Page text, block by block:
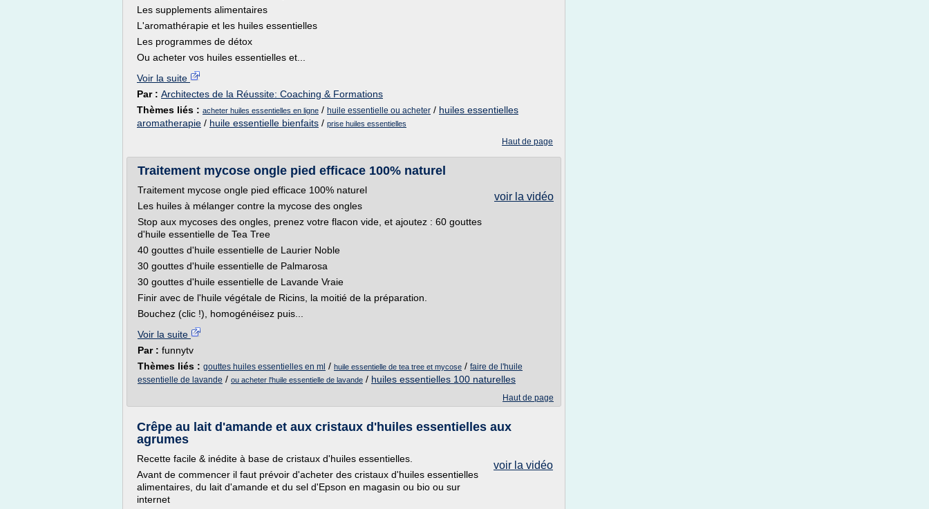
Les supplements alimentaires
L'aromathérapie et les huiles essentielles
Les programmes de détox
Ou acheter vos huiles essentielles et...
Voir la suite
Par : Architectes de la Réussite: Coaching & Formations
Thèmes liés : acheter huiles essentielles en ligne / huile essentielle ou acheter / huiles essentielles
aromatherapie / huile essentielle bienfaits / prise huiles essentielles
Haut de page
Traitement mycose ongle pied efficace 100% naturel
voir la vidéo
Traitement mycose ongle pied efficace 100% naturel
Les huiles à mélanger contre la mycose des ongles
Stop aux mycoses des ongles, prenez votre flacon vide, et ajoutez : 60 gouttes
d'huile essentielle de Tea Tree
40 gouttes d'huile essentielle de Laurier Noble
30 gouttes d'huile essentielle de Palmarosa
30 gouttes d'huile essentielle de Lavande Vraie
Finir avec de l'huile végétale de Ricins, la moitié de la préparation.
Bouchez (clic !), homogénéisez puis...
Voir la suite
Par : funnytv
Thèmes liés : gouttes huiles essentielles en ml / huile essentielle de tea tree et mycose / faire de l'huile
essentielle de lavande / ou acheter l'huile essentielle de lavande / huiles essentielles 100 naturelles
Haut de page
Crêpe au lait d'amande et aux cristaux d'huiles essentielles aux
agrumes
voir la vidéo
Recette facile & inédite à base de cristaux d'huiles essentielles.
Avant de commencer il faut prévoir d'acheter des cristaux d'huiles essentielles
alimentaires, du lait d'amande et du sel d'Epson en magasin ou bio ou sur
internet